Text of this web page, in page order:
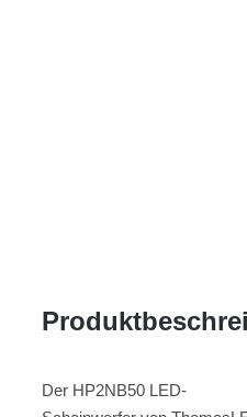
Der HP2NB50 LED-